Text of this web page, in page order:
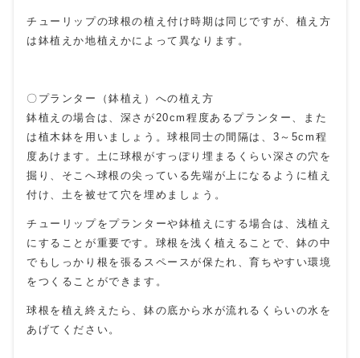
チューリップの球根の植え付け時期は同じですが、植え方
は鉢植えか地植えかによって異なります。
〇プランター（鉢植え）への植え方
鉢植えの場合は、深さが20cm程度あるプランター、また
は植木鉢を用いましょう。球根同士の間隔は、3～5cm程
度あけます。土に球根がすっぽり埋まるくらい深さの穴を
掘り、そこへ球根の尖っている先端が上になるように植え
付け、土を被せて穴を埋めましょう。
チューリップをプランターや鉢植えにする場合は、浅植え
にすることが重要です。球根を浅く植えることで、鉢の中
でもしっかり根を張るスペースが保たれ、育ちやすい環境
をつくることができます。
球根を植え終えたら、鉢の底から水が流れるくらいの水を
あげてください。